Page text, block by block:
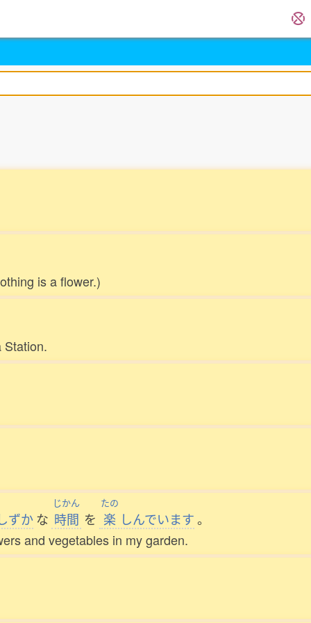
is a flower.)
Station.
ずか な
じかん
時間 を
たの
楽 しんでいます。
and vegetables in my garden.